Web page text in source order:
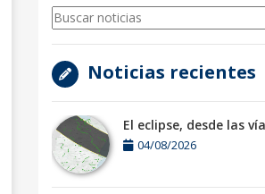
Noticias recientes
El eclipse, desde las
04/08/2026